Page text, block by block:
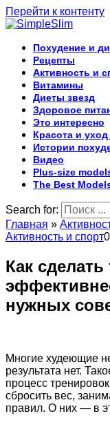
Перейти к контенту
Похудение и
Рецепты
Активность и
Витамины
Диеты звезд
Здоровое
Это интересно
Красота и
Истории
Видео
Plus-size
The Best
Search for:
Главная »
Активность и спорт0
Как
нужных
Многие худеющие
результата нет.
процесс
сбросить вес,
правил. О них — в